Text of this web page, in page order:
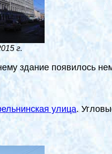
г.
здание появилось
улица.